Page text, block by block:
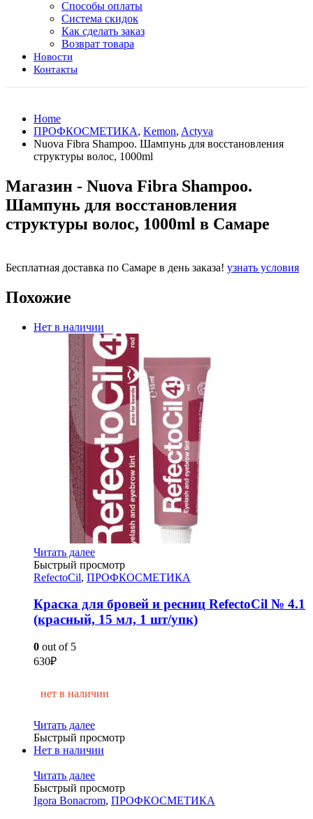
Способы оплаты
Система скидок
Как сделать заказ
Возврат товара
Новости
Контакты
Home
ПРОФКОСМЕТИКА, Kemon, Actyva
Nuova Fibra Shampoo. Шампунь для восстановления
структуры волос, 1000ml
Магазин - Nuova Fibra Shampoo.
Шампунь для восстановления
структуры волос, 1000ml в Самаре
Бесплатная доставка по Самаре в день заказа! узнать условия
Похожие
Нет в наличии
Читать далее
Быстрый просмотр
RefectoCil, ПРОФКОСМЕТИКА
Краска для бровей и ресниц RefectoCil № 4.1
(красный, 15 мл, 1 шт/упк)
0 out of 5
630₽
нет в наличии
Читать далее
Быстрый просмотр
Нет в наличии
Читать далее
Быстрый просмотр
Igora Bonacrom, ПРОФКОСМЕТИКА